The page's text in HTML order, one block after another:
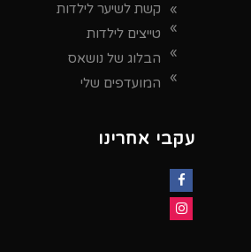
קשת לשיער לילדות
טייצים לילדות
הבלוג של נושאס
המועדפים שלי
עקבי אחרינו
Facebook